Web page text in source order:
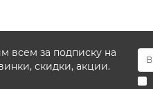
всем за подписку на
скидки, акции.